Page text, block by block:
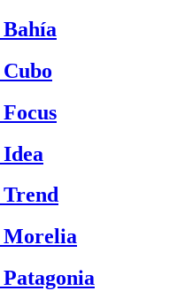
Trend
Morelia